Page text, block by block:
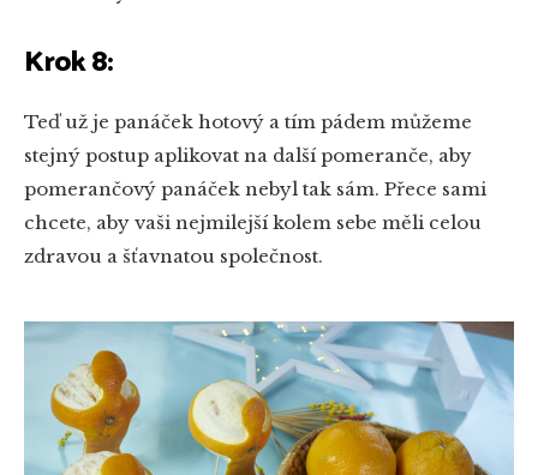
Krok 8:
Teď už je panáček hotový a tím pádem můžeme
stejný postup aplikovat na další pomeranče, aby
pomerančový panáček nebyl tak sám. Přece sami
chcete, aby vaši nejmilejší kolem sebe měli celou
zdravou a šťavnatou společnost.